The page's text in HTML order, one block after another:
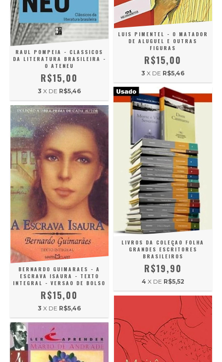
RAUL POMPEIA - CLASSICOS
DA LITERATURA BRASILEIRA -
O ATENEU
R$15,00
3 X DE R$5,46
LUIS PIMENTEL - O MATADOR
DE ALUGUEL E OUTRAS
FIGURAS
R$15,00
3 X DE R$5,46
BERNARDO GUIMARAES - A
ESCRAVA ISAURA - TEXTO
INTEGRAL - VERSAO DE BOLSO
R$15,00
3 X DE R$5,46
LIVROS DA COLEÇAO FOLHA
GRANDES ESCRITORES
BRASILEIROS
R$19,90
4 X DE R$5,52